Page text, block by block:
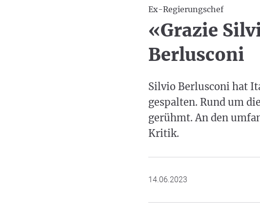
Ex-Regierungschef
«Grazie
Berlusconi
Silvio Berlusconi hat
gespalten. Rund um
gerühmt. An den
Kritik.
14.06.2023